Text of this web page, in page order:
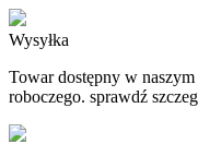
Wysyłka
Towar dostępny w
roboczego. sprawdź